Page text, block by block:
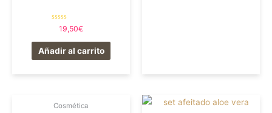
Valorado
0
de
5
19,50€
Añadir al carrito
Cosmética